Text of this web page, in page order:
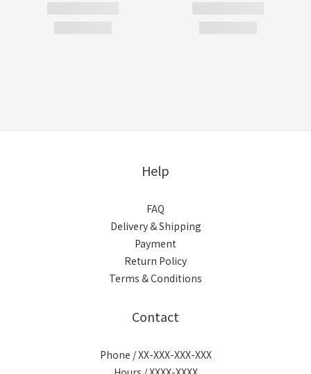
Help
FAQ
Delivery & Shipping
Payment
Return Policy
Terms & Conditions
Contact
Phone / XX-XXX-XXX-XXX